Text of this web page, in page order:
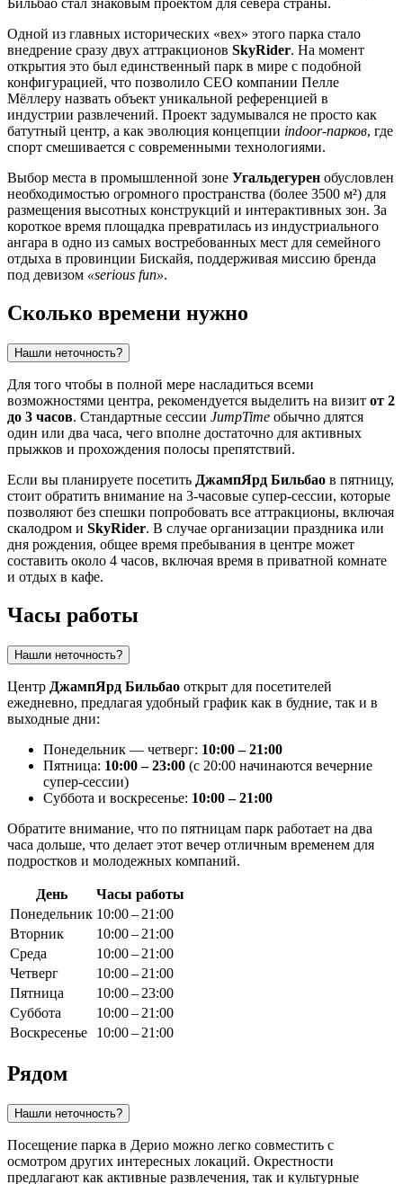
Бильбао стал знаковым проектом для севера страны.
Одной из главных исторических «вех» этого парка стало
внедрение сразу двух аттракционов SkyRider. На момент
открытия это был единственный парк в мире с подобной
конфигурацией, что позволило СЕО компании Пелле
Мёллеру назвать объект уникальной референцией в
индустрии развлечений. Проект задумывался не просто как
батутный центр, а как эволюция концепции indoor-парков, где
спорт смешивается с современными технологиями.
Выбор места в промышленной зоне Угальдегурен обусловлен
необходимостью огромного пространства (более 3500 м²) для
размещения высотных конструкций и интерактивных зон. За
короткое время площадка превратилась из индустриального
ангара в одно из самых востребованных мест для семейного
отдыха в провинции Бискайя, поддерживая миссию бренда
под девизом «serious fun».
Сколько времени нужно
Нашли неточность?
Для того чтобы в полной мере насладиться всеми
возможностями центра, рекомендуется выделить на визит от 2
до 3 часов. Стандартные сессии JumpTime обычно длятся
один или два часа, чего вполне достаточно для активных
прыжков и прохождения полосы препятствий.
Если вы планируете посетить ДжампЯрд Бильбао в пятницу,
стоит обратить внимание на 3-часовые супер-сессии, которые
позволяют без спешки попробовать все аттракционы, включая
скалодром и SkyRider. В случае организации праздника или
дня рождения, общее время пребывания в центре может
составить около 4 часов, включая время в приватной комнате
и отдых в кафе.
Часы работы
Нашли неточность?
Центр ДжампЯрд Бильбао открыт для посетителей
ежедневно, предлагая удобный график как в будние, так и в
выходные дни:
Понедельник — четверг: 10:00 – 21:00
Пятница: 10:00 – 23:00 (с 20:00 начинаются вечерние
супер-сессии)
Суббота и воскресенье: 10:00 – 21:00
Обратите внимание, что по пятницам парк работает на два
часа дольше, что делает этот вечер отличным временем для
подростков и молодежных компаний.
День
Часы работы
Понедельник 10:00 – 21:00
Вторник
10:00 – 21:00
Среда
10:00 – 21:00
Четверг
10:00 – 21:00
Пятница
10:00 – 23:00
Суббота
10:00 – 21:00
Воскресенье
10:00 – 21:00
Рядом
Нашли неточность?
Посещение парка в Дерио можно легко совместить с
осмотром других интересных локаций. Окрестности
предлагают как активные развлечения, так и культурные